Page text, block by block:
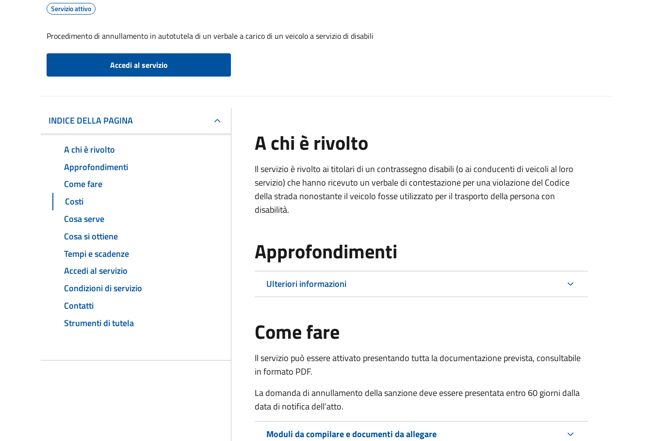
Servizio attivo
Procedimento di annullamento in autotutela di un verbale a carico di un veicolo a servizio di disabili
Accedi al servizio
INDICE DELLA PAGINA
A chi è rivolto
Approfondimenti
Come fare
Costi
Cosa serve
Cosa si ottiene
Tempi e scadenze
Accedi al servizio
Condizioni di servizio
Contatti
Strumenti di tutela
A chi è rivolto
Il servizio è rivolto ai titolari di un contrassegno disabili (o ai conducenti di veicoli al loro
servizio) che hanno ricevuto un verbale di contestazione per una violazione del Codice
della strada nonostante il veicolo fosse utilizzato per il trasporto della persona con
disabilità.
Approfondimenti
Ulteriori informazioni
Come fare
Il servizio può essere attivato presentando tutta la documentazione prevista, consultabile
in formato PDF.
La domanda di annullamento della sanzione deve essere presentata entro 60 giorni dalla
data di notifica dell’atto.
Moduli da compilare e documenti da allegare